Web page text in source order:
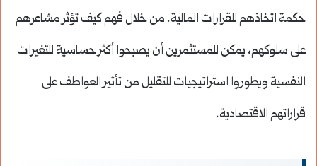
حكمة اتخاذهم للقرارات المالية. من خلال فهم كيف تؤثر مشاعرهم
على سلوكهم، يمكن للمستثمرين أن يصبحوا أكثر حساسية للتغيرات
النفسية ويطوروا استراتيجيات للتقليل من تأثير العواطف على
قراراتهم الاقتصادية.